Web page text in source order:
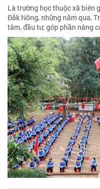
Là trường học thuộc xã biên
Đắk Nông, những năm qua,
tâm, đầu tư, góp phần nâng